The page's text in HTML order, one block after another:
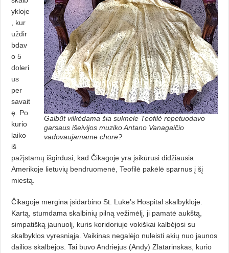
Galbūt vilkėdama šia suknele Teofilė repetuodavo
garsaus išeivijos muziko Antano Vanagaičio
vadovaujamame chore?
ykloje
, kur
uždir
bdav
o 5
doleri
us
per
savait
ę. Po
kurio
laiko
iš
pažįstamų išgirdusi, kad Čikagoje yra įsikūrusi didžiausia
Amerikoje lietuvių bendruomenė, Teofilė pakėlė sparnus į šį
miestą.
Čikagoje mergina įsidarbino St. Luke’s Hospital skalbykloje.
Kartą, stumdama skalbinių pilną vežimėlį, ji pamatė aukštą,
simpatišką jaunuolį, kuris koridoriuje vokiškai kalbėjosi su
skalbyklos vyresniąja. Vaikinas negalėjo nuleisti akių nuo jaunos
dailios skalbėjos. Tai buvo Andriejus (Andy) Zlatarinskas, kurio